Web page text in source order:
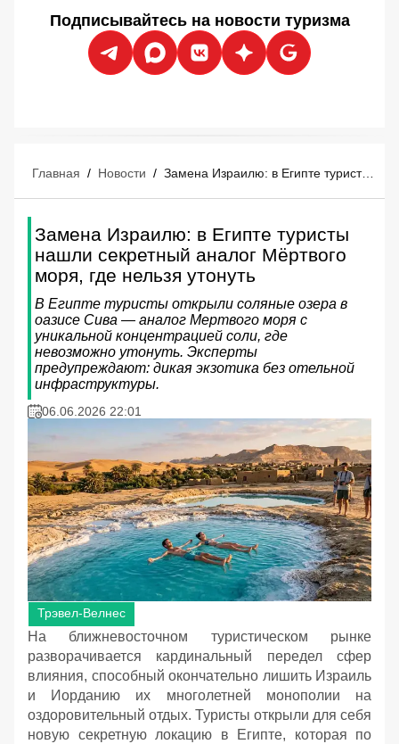
Подписывайтесь на новости туризма
Главная / Новости / Замена Израилю: в Египте туристы нашли секретный аналог Мёртвого моря, где нельзя утонуть
Замена Израилю: в Египте туристы
нашли секретный аналог Мёртвого
моря, где нельзя утонуть
В Египте туристы открыли соляные озера в
оазисе Сива — аналог Мертвого моря с
уникальной концентрацией соли, где
невозможно утонуть. Эксперты
предупреждают: дикая экзотика без отельной
инфраструктуры.
06.06.2026 22:01
Трэвел-Велнес
На ближневосточном туристическом рынке
разворачивается кардинальный передел сфер
влияния, способный окончательно лишить Израиль
и Иорданию их многолетней монополии на
оздоровительный отдых. Туристы открыли для себя
новую секретную локацию в Египте, которая по